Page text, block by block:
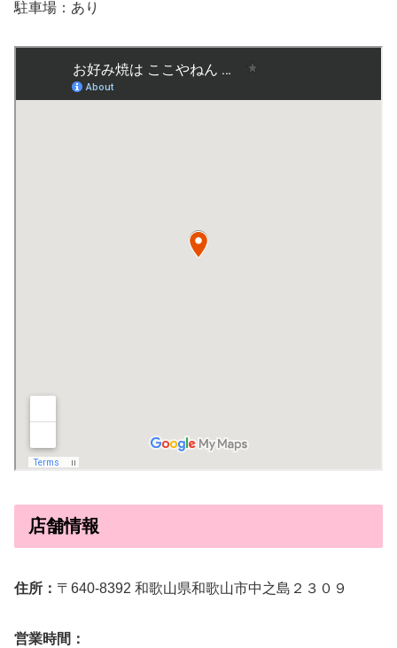
駐車場：あり
店舗情報
住所： 〒640-8392 和歌山県和歌山市中之島２３０９
営業時間：